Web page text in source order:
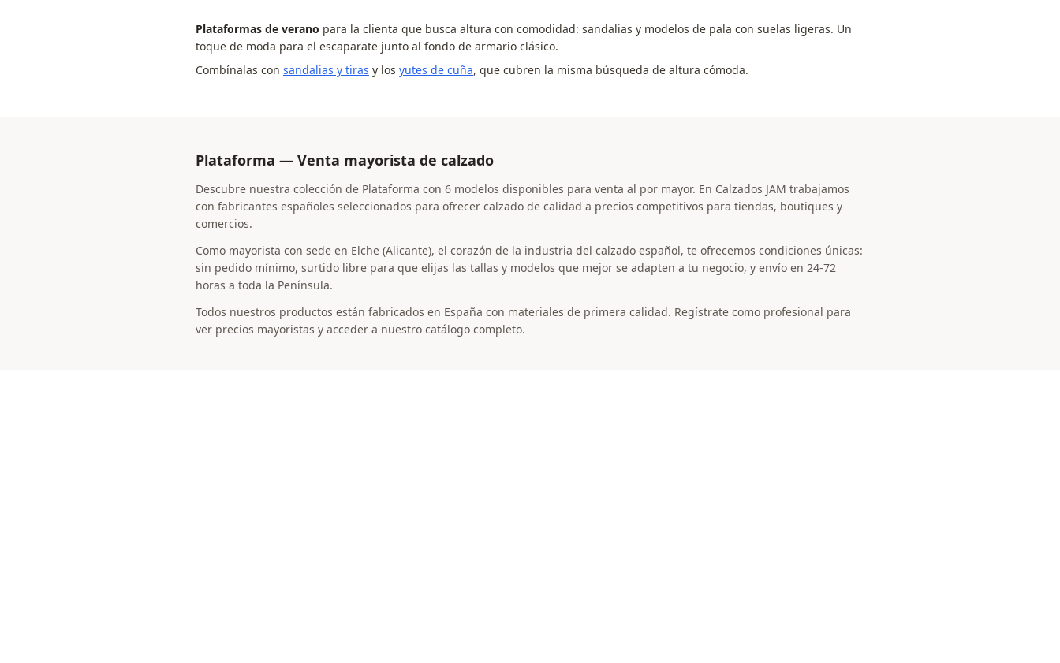
Plataformas de verano para la clienta que busca altura con comodidad: sandalias y modelos de pala con suelas ligeras. Un
toque de moda para el escaparate junto al fondo de armario clásico.
Combínalas con sandalias y tiras y los yutes de cuña, que cubren la misma búsqueda de altura cómoda.
Plataforma — Venta mayorista de calzado
Descubre nuestra colección de Plataforma con 6 modelos disponibles para venta al por mayor. En Calzados JAM trabajamos
con fabricantes españoles seleccionados para ofrecer calzado de calidad a precios competitivos para tiendas, boutiques y
comercios.
Como mayorista con sede en Elche (Alicante), el corazón de la industria del calzado español, te ofrecemos condiciones únicas:
sin pedido mínimo, surtido libre para que elijas las tallas y modelos que mejor se adapten a tu negocio, y envío en 24-72
horas a toda la Península.
Todos nuestros productos están fabricados en España con materiales de primera calidad. Regístrate como profesional para
ver precios mayoristas y acceder a nuestro catálogo completo.